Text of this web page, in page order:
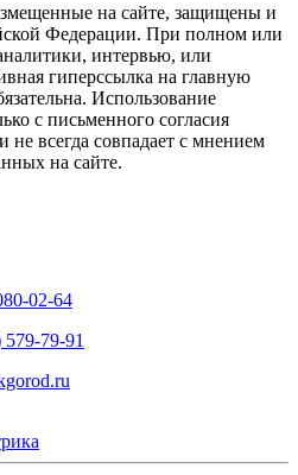
на сайте, защищены и
Федерации. При полном или
интервью, или
гиперссылка на главную
Использование
с письменного согласия
всегда совпадает с мнением
на сайте.
02-64
79-91